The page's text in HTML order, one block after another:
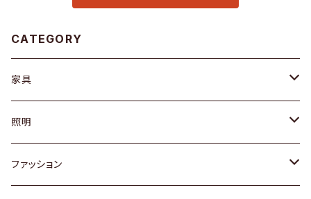
CATEGORY
家具
ソファ / ベンチ
チェア / スツール
照明
ペンダントライト
ファッション